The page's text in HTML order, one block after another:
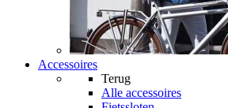
Accessoires
Terug
Alle accessoires